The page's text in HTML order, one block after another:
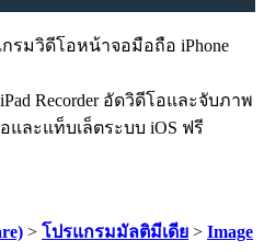
Recorder อัดวิดีโอและจับภาพ
ละแท็บเล็ตระบบ iOS ฟรี
> โปรแกรมมัลติมีเดีย > Image